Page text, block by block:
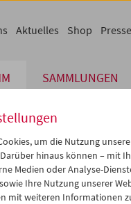
SAMMLUNGEN
Aktuelles Shop Presse
um die Nutzung
hinaus können – mit
Medien oder Analyse-
Ihre Nutzung unserer
mit weiteren Informationen